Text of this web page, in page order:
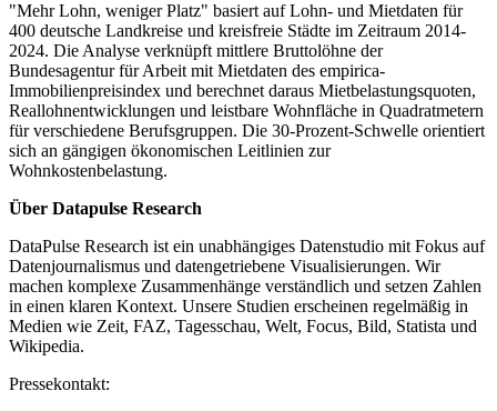
"Mehr Lohn, weniger Platz" basiert auf Lohn- und Mietdaten für
400 deutsche Landkreise und kreisfreie Städte im Zeitraum 2014-
2024. Die Analyse verknüpft mittlere Bruttolöhne der
Bundesagentur für Arbeit mit Mietdaten des empirica-
Immobilienpreisindex und berechnet daraus Mietbelastungsquoten,
Reallohnentwicklungen und leistbare Wohnfläche in Quadratmetern
für verschiedene Berufsgruppen. Die 30-Prozent-Schwelle orientiert
sich an gängigen ökonomischen Leitlinien zur
Wohnkostenbelastung.
Über Datapulse Research
DataPulse Research ist ein unabhängiges Datenstudio mit Fokus auf
Datenjournalismus und datengetriebene Visualisierungen. Wir
machen komplexe Zusammenhänge verständlich und setzen Zahlen
in einen klaren Kontext. Unsere Studien erscheinen regelmäßig in
Medien wie Zeit, FAZ, Tagesschau, Welt, Focus, Bild, Statista und
Wikipedia.
Pressekontakt: